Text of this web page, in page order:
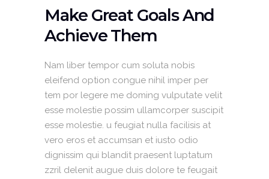
Make Great Goals And
Achieve Them
Nam liber tempor cum soluta nobis
eleifend option congue nihil imper per
tem por legere me doming vulputate velit
esse molestie possim ullamcorper suscipit
esse molestie. u feugiat nulla facilisis at
vero eros et accumsan et iusto odio
dignissim qui blandit praesent luptatum
zzril delenit augue duis dolore te feugait